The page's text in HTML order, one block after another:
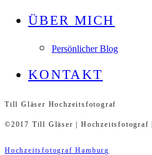
ÜBER MICH
Persönlicher Blog
KONTAKT
Till Gläser Hochzeitsfotograf
©2017 Till Gläser |
Hochzeitsfotograf Hamburg